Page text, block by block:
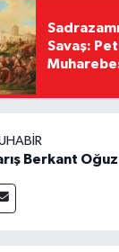
Savaş:
Berkant Oğuz